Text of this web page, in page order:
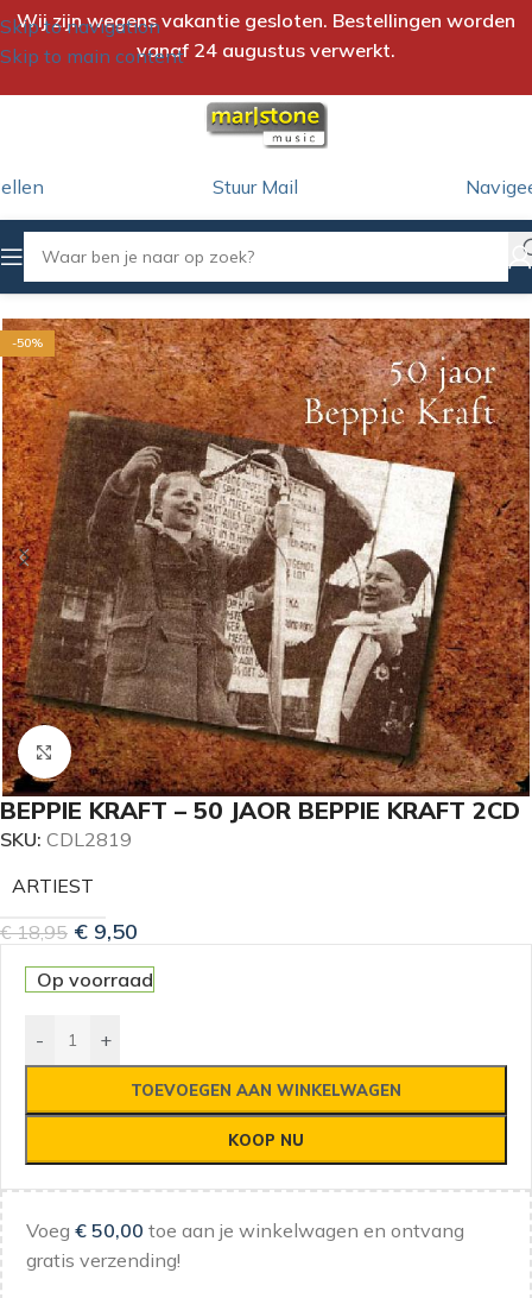
Skip to navigation
Skip to main content
Wij zijn wegens vakantie gesloten. Bestellingen worden
vanaf 24 augustus verwerkt.
Stuur Mail
Home/CD Beppie Kraft
-50%
Klik om te vergroten
BEPPIE KRAFT – 50 JAOR BEPPIE KRAFT 2CD
SKU: CDL2819
ARTIEST
€18,95 € 9,50
Op voorraad
- +
TOEVOEGEN AAN WINKELWAGEN
KOOP NU
Voeg € 50,00 toe aan je winkelwagen en ontvang
gratis verzending!